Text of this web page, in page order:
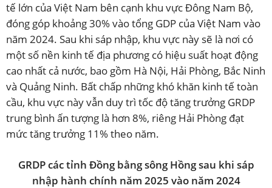
tế lớn của Việt Nam bên cạnh khu vực Đông Nam Bộ,
đóng góp khoảng 30% vào tổng GDP của Việt Nam vào
năm 2024. Sau khi sáp nhập, khu vực này sẽ là nơi có
một số nền kinh tế địa phương có hiệu suất hoạt động
cao nhất cả nước, bao gồm Hà Nội, Hải Phòng, Bắc Ninh
và Quảng Ninh. Bất chấp những khó khăn kinh tế toàn
cầu, khu vực này vẫn duy trì tốc độ tăng trưởng GRDP
trung bình ấn tượng là hơn 8%, riêng Hải Phòng đạt
mức tăng trưởng 11% theo năm.
GRDP các tỉnh Đồng bằng sông Hồng sau khi sáp
nhập hành chính năm 2025 vào năm 2024